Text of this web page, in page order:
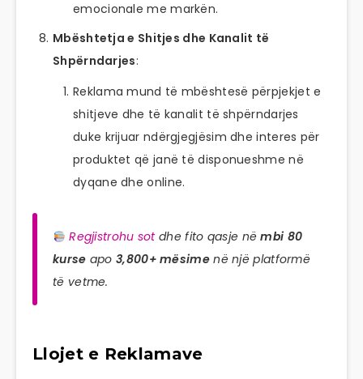
emocionale me markën.
Mbështetja e Shitjes dhe Kanalit të
Shpërndarjes:
Reklama mund të mbështesë përpjekjet e
shitjeve dhe të kanalit të shpërndarjes
duke krijuar ndërgjegjësim dhe interes për
produktet që janë të disponueshme në
dyqane dhe online.
Regjistrohu sotdhe fito qasje nëmbi 80
kurse apo 3,800+ mësimenë një platformë
të vetme.
Llojet e Reklamave